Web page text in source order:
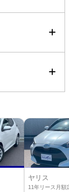
ヤリス
11年リース月額